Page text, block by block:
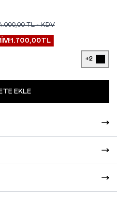
TL + KDV
1.700,00TL
+2
EKLE